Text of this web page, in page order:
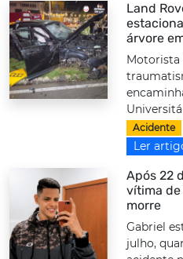
Land
árvore
Motorista
Acidente
Ler
Após 22
vítima
morre
Gabriel
julho,